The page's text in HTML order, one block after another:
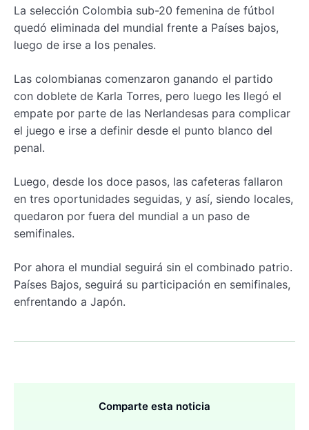
La selección Colombia sub-20 femenina de fútbol
quedó eliminada del mundial frente a Países bajos,
luego de irse a los penales.
Las colombianas comenzaron ganando el partido
con doblete de Karla Torres, pero luego les llegó el
empate por parte de las Nerlandesas para complicar
el juego e irse a definir desde el punto blanco del
penal.
Luego, desde los doce pasos, las cafeteras fallaron
en tres oportunidades seguidas, y así, siendo locales,
quedaron por fuera del mundial a un paso de
semifinales.
Por ahora el mundial seguirá sin el combinado patrio.
Países Bajos, seguirá su participación en semifinales,
enfrentando a Japón.
Comparte esta noticia